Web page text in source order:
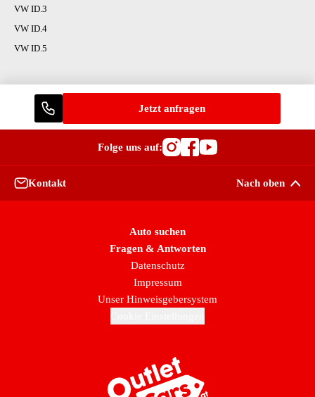
VW ID.3
VW ID.4
VW ID.5
Jetzt anfragen
Folge uns auf:
Besuche
Besuche
Besuche
Kontakt Nach oben
Auto suchen
Fragen & Antworten
Datenschutz
Impressum
Unser Hinweisgebersystem
Zur Startseite